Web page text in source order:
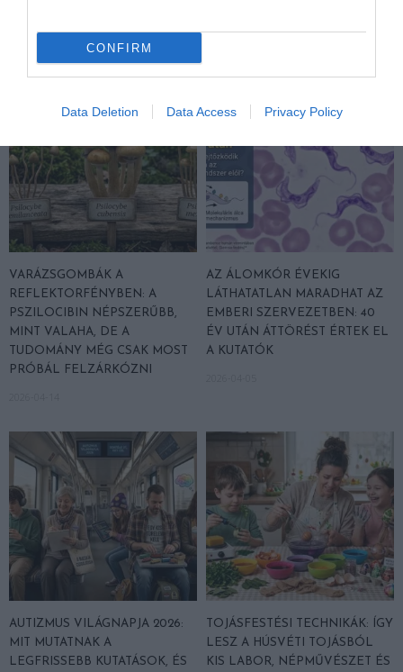
CONFIRM
Data Deletion Data Access Privacy Policy
VARÁZSGOMBÁK A
REFLEKTORFÉNYBEN: A
PSZILOCIBIN NÉPSZERŰBB,
MINT VALAHA, DE A
TUDOMÁNY MÉG CSAK MOST
PRÓBÁL FELZÁRKÓZNI
AZ ÁLOMKÓR ÉVEKIG
LÁTHATATLAN MARADHAT AZ
EMBERI SZERVEZETBEN: 40
ÉV UTÁN ÁTTÖRÉST ÉRTEK EL
A KUTATÓK
AUTIZMUS VILÁGNAPJA 2026:
MIT MUTATNAK A
LEGFRISSEBB KUTATÁSOK, ÉS
TOJÁSFESTÉSI TECHNIKÁK: ÍGY
LESZ A HÚSVÉTI TOJÁSBÓL
KIS LABOR, NÉPMŰVÉSZET ÉS